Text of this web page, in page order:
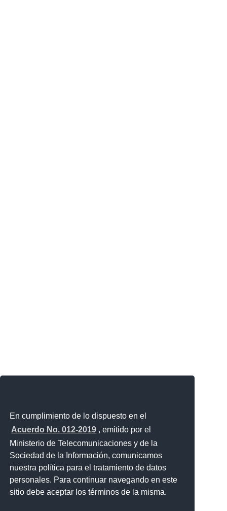
En cumplimiento de lo dispuesto en el
Acuerdo No. 012-2019 , emitido por el
Ministerio de Telecomunicaciones y de la
Sociedad de la Información, comunicamos
nuestra política para el tratamiento de datos
personales. Para continuar navegando en este
sitio debe aceptar los términos de la misma.